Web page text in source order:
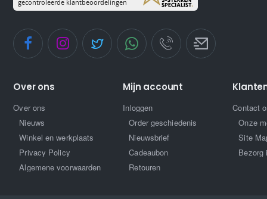
Over ons
Over ons
Nieuws
Winkel en werkplaats
Privacy Policy
Algemene voorwaarden
Mijn account
Inloggen
Order geschiedenis
Nieuwsbrief
Cadeaubon
Retouren
Contact
Onze
Site
Bezorg